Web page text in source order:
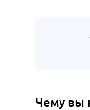
Чему вы